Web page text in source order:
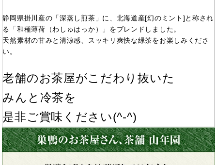
静岡県掛川産の「深蒸し煎茶」に、北海道産[幻のミント]と称され
る「和種薄荷（わしゅはっか）」をブレンドしました。
天然素材の甘みと清涼感、スッキリ爽快な緑茶をお楽しみくださ
い。
老舗のお茶屋がこだわり抜いた
みんと冷茶を
是非ご賞味ください(^-^)